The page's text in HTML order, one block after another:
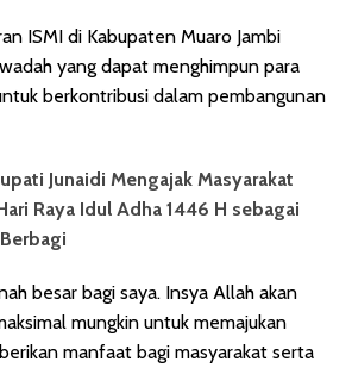
ISMI di Kabupaten Muaro Jambi
yang dapat menghimpun para
berkontribusi dalam pembangunan
Junaidi Mengajak Masyarakat
Raya Idul Adha 1446 H sebagai
besar bagi saya. Insya Allah akan
mungkin untuk memajukan
manfaat bagi masyarakat serta